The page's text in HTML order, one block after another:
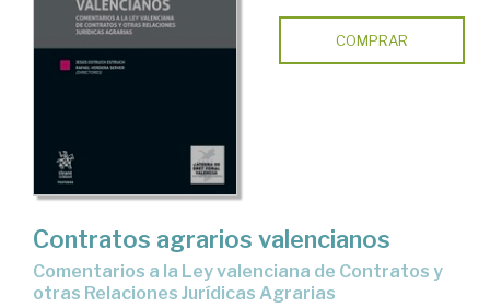
COMPRAR
Contratos agrarios valencianos
Comentarios a la Ley valenciana de Contratos y
otras Relaciones Jurídicas Agrarias